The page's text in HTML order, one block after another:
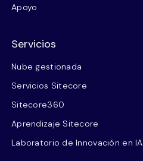
Apoyo
Servicios
Nube gestionada
Servicios Sitecore
Sitecore360
Aprendizaje Sitecore
Laboratorio de Innovación en IA